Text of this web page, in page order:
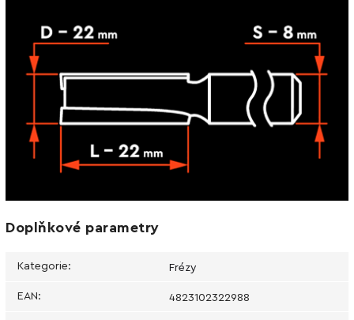
Doplňkové parametry
Kategorie: Frézy
EAN: 4823102322988